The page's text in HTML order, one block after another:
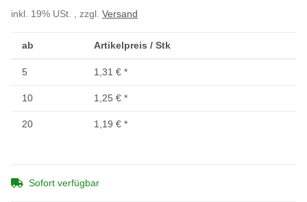
inkl. 19% USt. , zzgl. Versand
ab Artikelpreis / Stk
5 1,31 € *
10 1,25 € *
20 1,19 € *
Sofort verfügbar